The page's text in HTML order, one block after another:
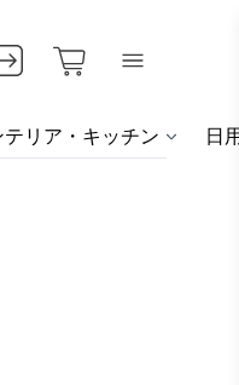
リア・キッチン 日